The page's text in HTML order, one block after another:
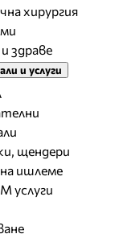
хирургия
здраве
и услуги
щендери
ишлеме
услуги